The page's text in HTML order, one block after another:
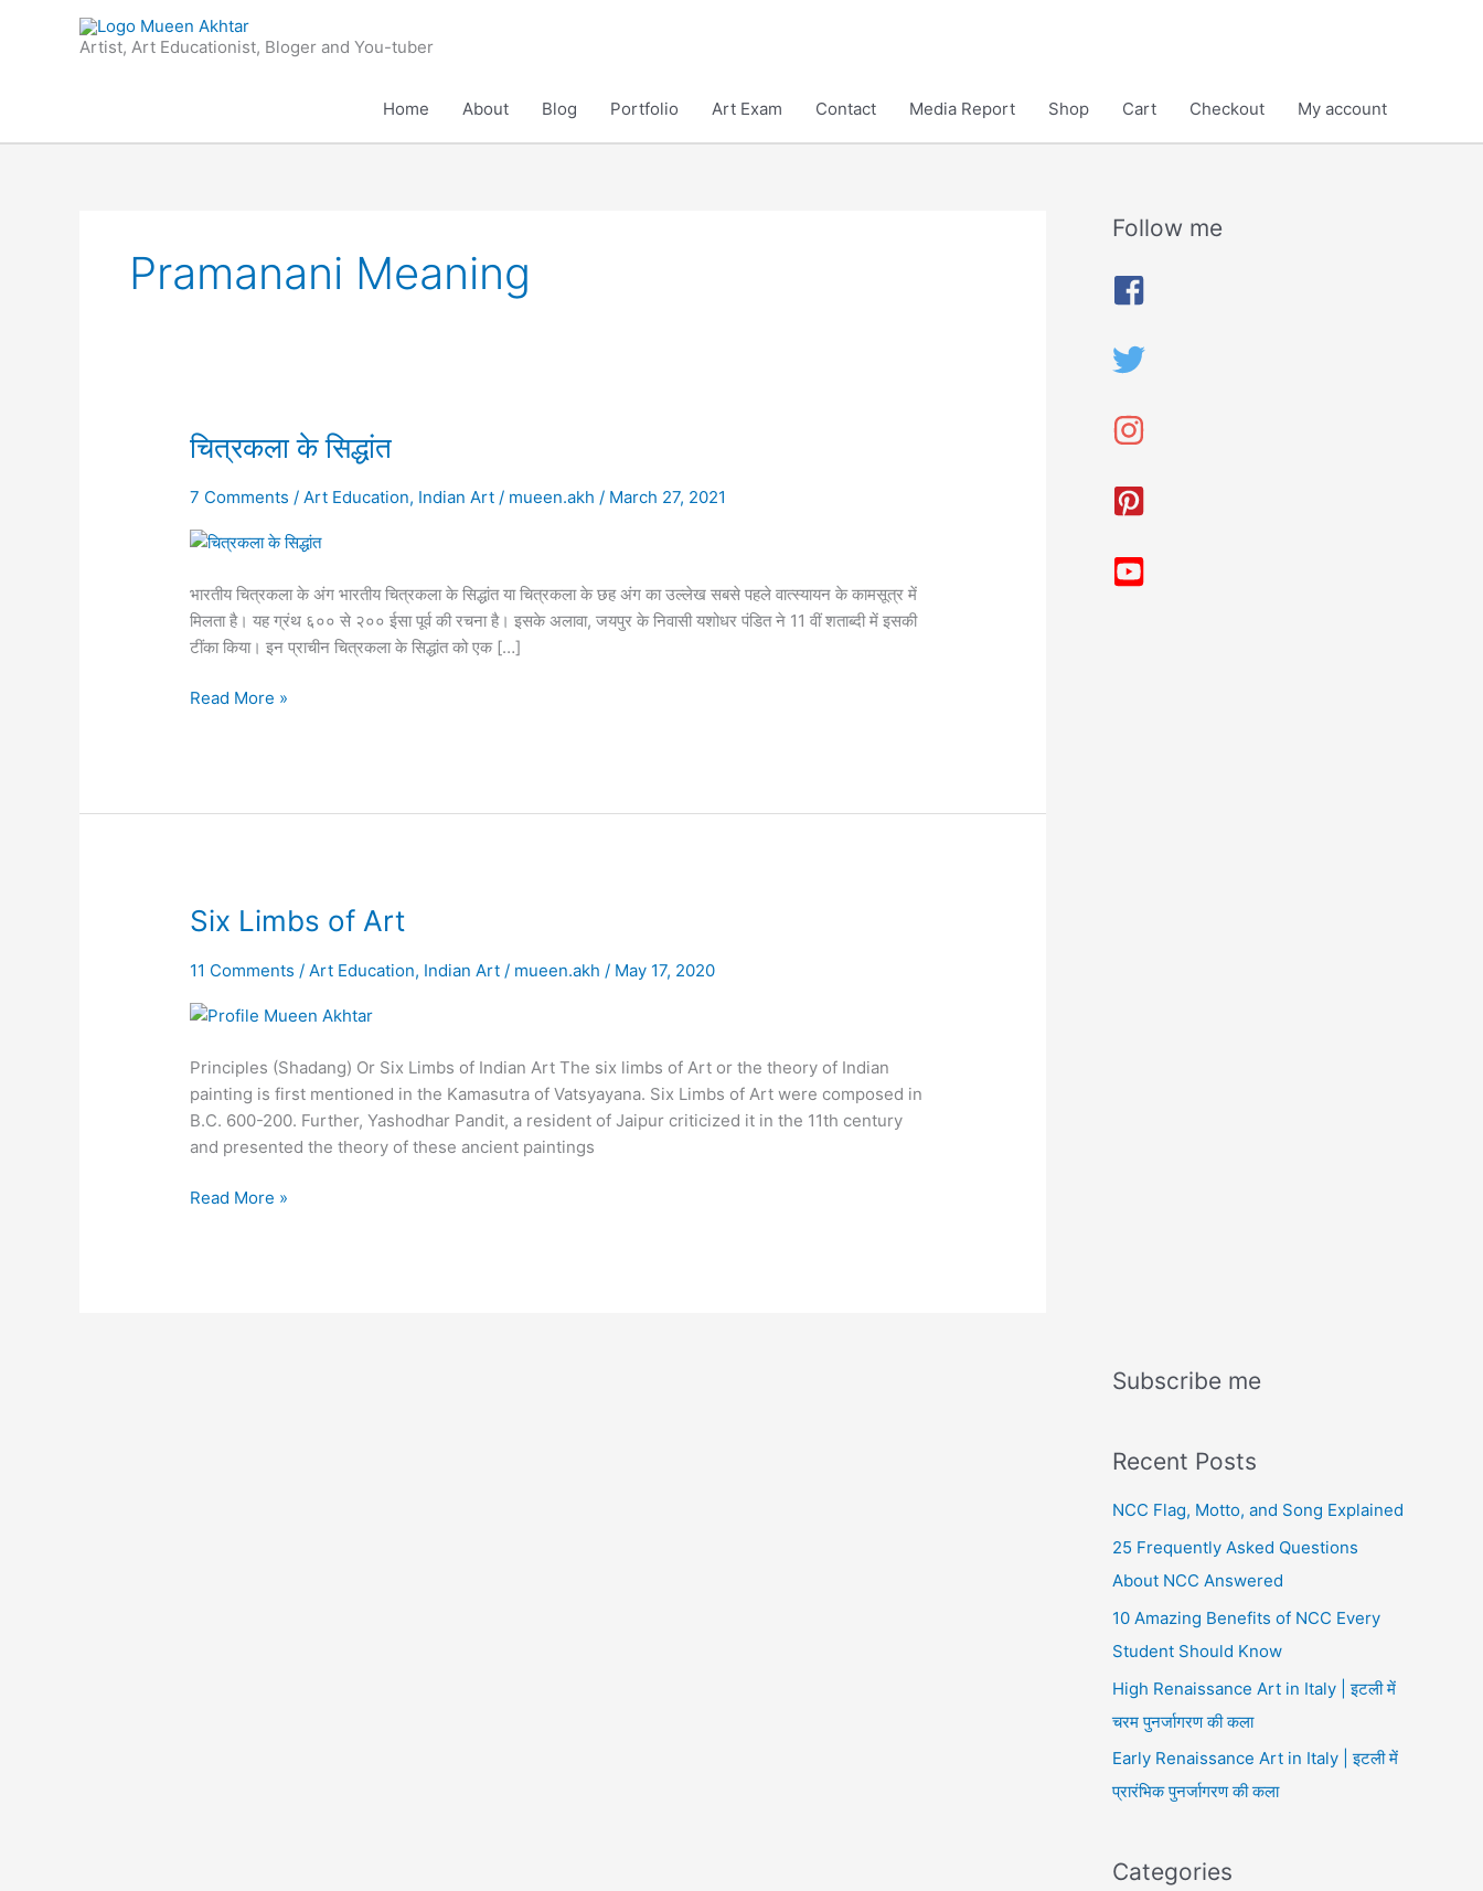
Artist, Art Educationist, Bloger and You-tuber
Home About Blog Portfolio Art Exam Contact Media Report Shop Cart Checkout My account
Pramanani Meaning
चित्रकला के सिद्धांत
7 Comments /Art Education, Indian Art / mueen.akh/ March 27, 2021
भारतीय चित्रकला के अंग भारतीय चित्रकला के सिद्धांत या चित्रकला के छह अंग का उल्लेख सबसे पहले वात्स्यायन के कामसूत्र में
मिलता है। यह ग्रंथ ६०० से २०० ईसा पूर्व की रचना है। इसके अलावा, जयपुर के निवासी यशोधर पंडित ने 11 वीं शताब्दी में इसकी
टींका किया। इन प्राचीन चित्रकला के सिद्धांत को एक […]
चित्रकला
सिद्धांत
Read More »
Six Limbs of Art
11 Comments /Art Education, Indian Art / mueen.akh/ May 17, 2020
Principles (Shadang) Or Six Limbs of Indian Art The six limbs of Art or the theory of Indian
painting is first mentioned in the Kamasutra of Vatsyayana. Six Limbs of Art were composed in
B.C. 600-200. Further, Yashodhar Pandit, a resident of Jaipur criticized it in the 11th century
and presented the theory of these ancient paintings
Six
of
Read More »
Follow me
Subscribe me
Recent Posts
NCC Flag, Motto, and Song Explained
25 Frequently Asked Questions
About NCC Answered
10 Amazing Benefits of NCC Every
Student Should Know
High Renaissance Art in Italy | इटली में
चरम पुनर्जागरण की कला
Early Renaissance Art in Italy | इटली में
प्रारंभिक पुनर्जागरण की कला
Categories
A
i
e